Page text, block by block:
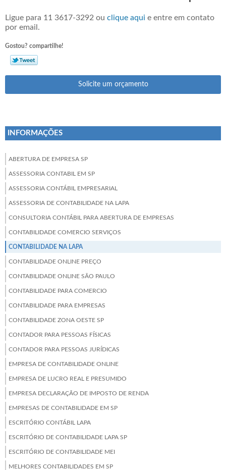
Ligue para 11 3617-3292 ou clique aqui e entre em contato
por email.
Gostou? compartilhe!
Solicite um orçamento
INFORMAÇÕES
ABERTURA DE EMPRESA SP
ASSESSORIA CONTABIL EM SP
ASSESSORIA CONTÁBIL EMPRESARIAL
ASSESSORIA DE CONTABILIDADE NA LAPA
CONSULTORIA CONTÁBIL PARA ABERTURA DE EMPRESAS
CONTABILIDADE COMERCIO SERVIÇOS
CONTABILIDADE NA LAPA
CONTABILIDADE ONLINE PREÇO
CONTABILIDADE ONLINE SÃO PAULO
CONTABILIDADE PARA COMERCIO
CONTABILIDADE PARA EMPRESAS
CONTABILIDADE ZONA OESTE SP
CONTADOR PARA PESSOAS FÍSICAS
CONTADOR PARA PESSOAS JURÍDICAS
EMPRESA DE CONTABILIDADE ONLINE
EMPRESA DE LUCRO REAL E PRESUMIDO
EMPRESA DECLARAÇÃO DE IMPOSTO DE RENDA
EMPRESAS DE CONTABILIDADE EM SP
ESCRITÓRIO CONTÁBIL LAPA
ESCRITÓRIO DE CONTABILIDADE LAPA SP
ESCRITÓRIO DE CONTABILIDADE MEI
MELHORES CONTABILIDADES EM SP